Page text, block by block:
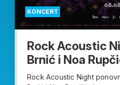
KONCERT
Rock Acoustic
Brnić i Noa
Rock Acoustic Night